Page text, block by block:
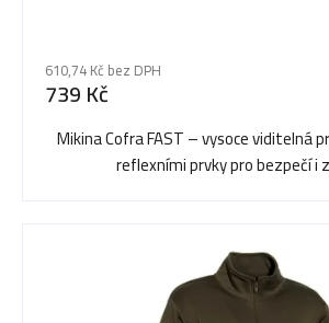
610,74 Kč bez DPH
739 Kč
Mikina Cofra FAST – vysoce viditelná
reflexními prvky pro bezpečí i